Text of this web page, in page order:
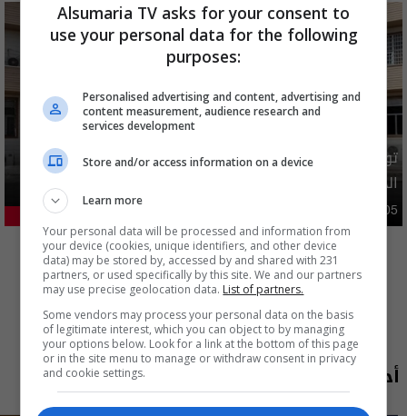
توضيح رسمي بشأن إلغاء شمول فئات من المستفيدين بإعانة
الحماية الاجتماعية
محليات 05:43 | 2026-08-05
المزيد
أحدث الحلقات
Alsumaria TV asks for your consent to
use your personal data for the following
purposes:
Personalised advertising and content, advertising and
content measurement, audience research and
services development
Store and/or access information on a device
Learn more
Your personal data will be processed and information from
your device (cookies, unique identifiers, and other device
data) may be stored by, accessed by and shared with 231
partners, or used specifically by this site. We and our partners
may use precise geolocation data. List of partners.
Some vendors may process your personal data on the basis
of legitimate interest, which you can object to by managing
your options below. Look for a link at the bottom of this page
or in the site menu to manage or withdraw consent in privacy
and cookie settings.